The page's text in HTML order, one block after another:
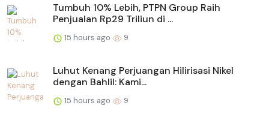
Tumbuh 10% Lebih, PTPN Group Raih
Penjualan Rp29 Triliun di ...
15 hours ago 9
Luhut Kenang Perjuangan Hilirisasi Nikel
dengan Bahlil: Kami...
15 hours ago 9